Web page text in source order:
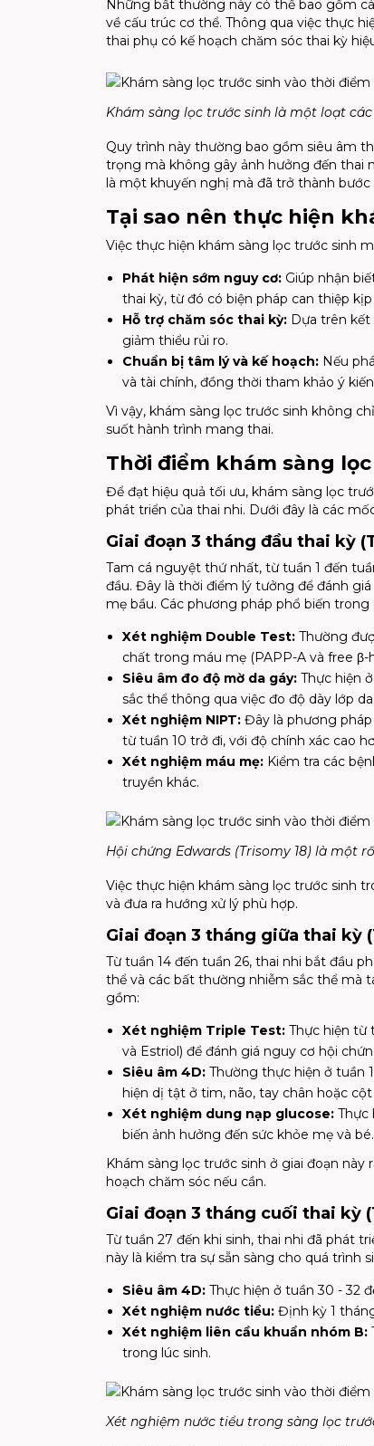
Những bất thường này có thể bao gồm
về cấu trúc cơ thể. Thông qua việc thực
thai phụ có kế hoạch chăm sóc thai kỳ
Khám sàng lọc trước sinh là một loạt
Quy trình này thường bao gồm siêu âm
trọng mà không gây ảnh hưởng đến thai
là một khuyến nghị mà đã trở thành
Tại sao nên thực hiện
Việc thực hiện khám sàng lọc trước sinh
Phát hiện sớm nguy cơ: Giúp nhận
thai kỳ, từ đó có biện pháp can thiệp
Hỗ trợ chăm sóc thai kỳ: Dựa trên kết
giảm thiểu rủi ro.
Chuẩn bị tâm lý và kế hoạch: Nếu
và tài chính, đồng thời tham khảo ý
Vì vậy, khám sàng lọc trước sinh không
suốt hành trình mang thai.
Thời điểm khám sàng
Để đạt hiệu quả tối ưu, khám sàng lọc
phát triển của thai nhi. Dưới đây là các
Giai đoạn 3 tháng đầu thai kỳ
Tam cá nguyệt thứ nhất, từ tuần 1 đến
đầu. Đây là thời điểm lý tưởng để đánh
mẹ bầu. Các phương pháp phổ biến
Xét nghiệm Double Test: Thường
chất trong máu mẹ (PAPP-A và free β-
Siêu âm đo độ mờ da gáy: Thực hiện
sắc thể thông qua việc đo độ dày lớp
Xét nghiệm NIPT: Đây là phương
từ tuần 10 trở đi, với độ chính xác cao
Xét nghiệm máu mẹ: Kiểm tra các
truyền khác.
Hội chứng Edwards (Trisomy 18) là một
Việc thực hiện khám sàng lọc trước sinh
và đưa ra hướng xử lý phù hợp.
Giai đoạn 3 tháng giữa thai kỳ
Từ tuần 14 đến tuần 26, thai nhi bắt đầu
thể và các bất thường nhiễm sắc thể mà
gồm:
Xét nghiệm Triple Test: Thực hiện từ
và Estriol) để đánh giá nguy cơ hội
Siêu âm 4D: Thường thực hiện ở tuần
hiện dị tật ở tim, não, tay chân hoặc cột
Xét nghiệm dung nạp glucose: Thực
biến ảnh hưởng đến sức khỏe mẹ và bé.
Khám sàng lọc trước sinh ở giai đoạn
hoạch chăm sóc nếu cần.
Giai đoạn 3 tháng cuối thai kỳ
Từ tuần 27 đến khi sinh, thai nhi đã phát
này là kiểm tra sự sẵn sàng cho quá trình
Siêu âm 4D: Thực hiện ở tuần 30 - 32
Xét nghiệm nước tiểu: Định kỳ 1
Xét nghiệm liên cầu khuẩn nhóm B:
trong lúc sinh.
Xét nghiệm nước tiểu trong sàng lọc